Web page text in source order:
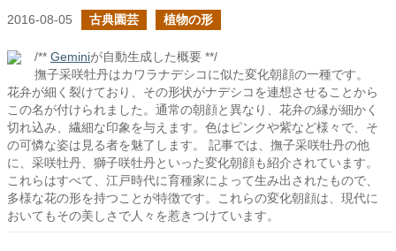
2016-08-05 古典園芸 植物の形
/** Geminiが自動生成した概要 **/
撫子采咲牡丹はカワラナデシコに似た変化朝顔の一種です。
花弁が細く裂けており、その形状がナデシコを連想させることから
この名が付けられました。通常の朝顔と異なり、花弁の縁が細かく
切れ込み、繊細な印象を与えます。色はピンクや紫など様々で、そ
の可憐な姿は見る者を魅了します。 記事では、撫子采咲牡丹の他
に、采咲牡丹、獅子咲牡丹といった変化朝顔も紹介されています。
これらはすべて、江戸時代に育種家によって生み出されたもので、
多様な花の形を持つことが特徴です。これらの変化朝顔は、現代に
おいてもその美しさで人々を惹きつけています。